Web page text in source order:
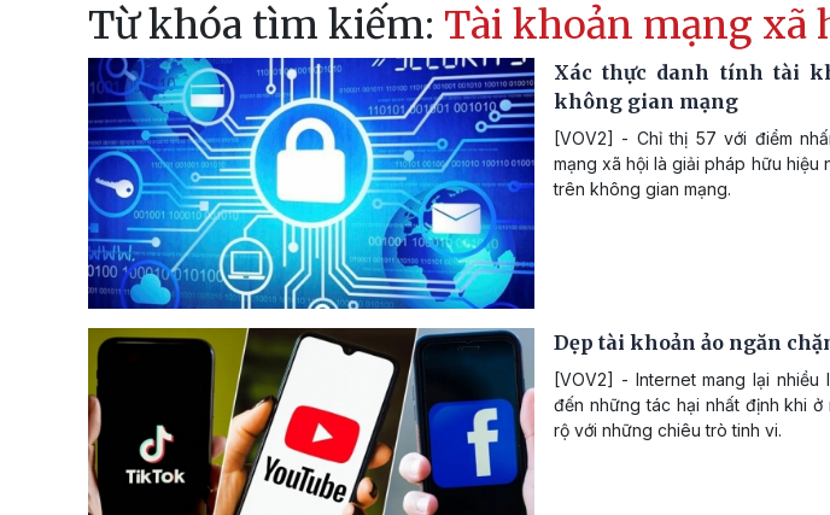
Từ khóa tìm kiếm: Tài khoản mạng xã
Xác thực danh tính tài
không gian mạng
[VOV2] - Chỉ thị 57 với điểm
mạng xã hội là giải pháp hữu hiệu
trên không gian mạng.
Dẹp tài khoản ảo ngăn
[VOV2] - Internet mang lại
đến những tác hại nhất định khi
rộ với những chiêu trò tinh vi.